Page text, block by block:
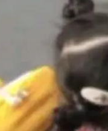
础设
护它
）</l
擎。
合 Ag
用 W
Pri
行代
是 Iso
启动
庭，指
果的诉
家挖
律师